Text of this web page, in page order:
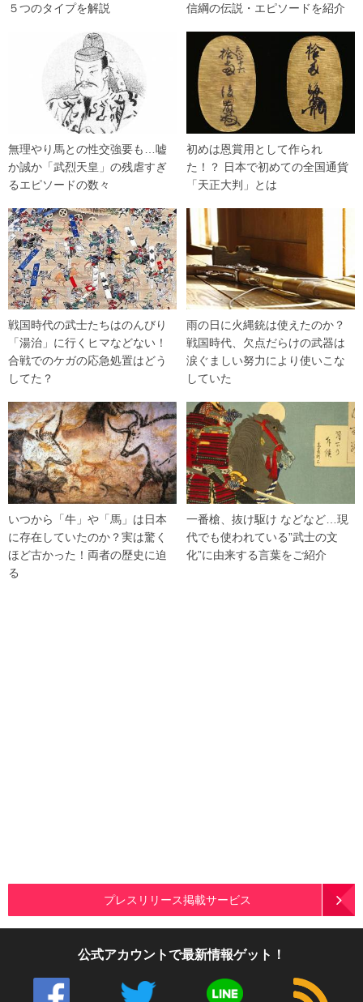
５つのタイプを解説
信綱の伝説・エピソードを紹介
無理やり馬との性交強要も…嘘
か誠か「武烈天皇」の残虐すぎ
るエピソードの数々
初めは恩賞用として作られ
た！？ 日本で初めての全国通貨
「天正大判」とは
戦国時代の武士たちはのんびり
「湯治」に行くヒマなどない！
合戦でのケガの応急処置はどう
してた？
雨の日に火縄銃は使えたのか？
戦国時代、欠点だらけの武器は
涙ぐましい努力により使いこな
していた
いつから「牛」や「馬」は日本
に存在していたのか？実は驚く
ほど古かった！両者の歴史に迫
る
一番槍、抜け駆け などなど…現
代でも使われている”武士の文
化”に由来する言葉をご紹介
プレスリリース掲載サービス
公式アカウントで最新情報ゲット！